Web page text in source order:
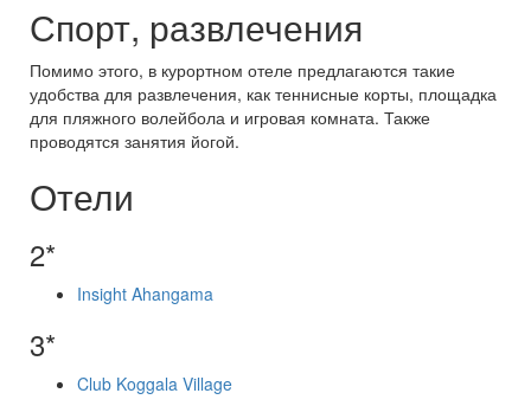
Спорт, развлечения
Помимо этого, в курортном отеле предлагаются такие
удобства для развлечения, как теннисные корты, площадка
для пляжного волейбола и игровая комната. Также
проводятся занятия йогой.
Отели
2*
Insight Ahangama
3*
Club Koggala Village